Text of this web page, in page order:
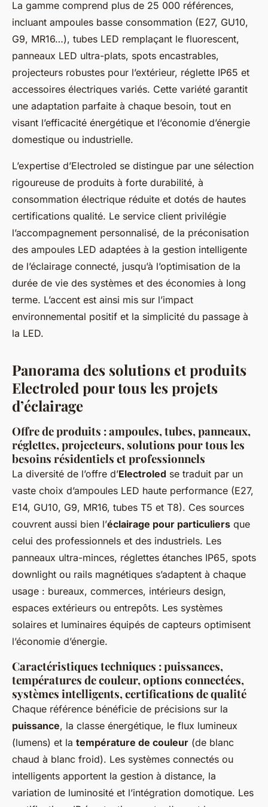
La gamme comprend plus de 25 000 références,
incluant ampoules basse consommation (E27, GU10,
G9, MR16…), tubes LED remplaçant le fluorescent,
panneaux LED ultra-plats, spots encastrables,
projecteurs robustes pour l’extérieur, réglette IP65 et
accessoires électriques variés. Cette variété garantit
une adaptation parfaite à chaque besoin, tout en
visant l’efficacité énergétique et l’économie d’énergie
domestique ou industrielle.
L’expertise d’Electroled se distingue par une sélection
rigoureuse de produits à forte durabilité, à
consommation électrique réduite et dotés de hautes
certifications qualité. Le service client privilégie
l’accompagnement personnalisé, de la préconisation
des ampoules LED adaptées à la gestion intelligente
de l’éclairage connecté, jusqu’à l’optimisation de la
durée de vie des systèmes et des économies à long
terme. L’accent est ainsi mis sur l’impact
environnemental positif et la simplicité du passage à
la LED.
Panorama des solutions et produits
Electroled pour tous les projets
d’éclairage
Offre de produits : ampoules, tubes, panneaux,
réglettes, projecteurs, solutions pour tous les
besoins résidentiels et professionnels
La diversité de l’offre d’Electroled se traduit par un
vaste choix d’ampoules LED haute performance (E27,
E14, GU10, G9, MR16, tubes T5 et T8). Ces sources
couvrent aussi bien l’éclairage pour particuliers que
celui des professionnels et des industriels. Les
panneaux ultra-minces, réglettes étanches IP65, spots
downlight ou rails magnétiques s’adaptent à chaque
usage : bureaux, commerces, intérieurs design,
espaces extérieurs ou entrepôts. Les systèmes
solaires et luminaires équipés de capteurs optimisent
l’économie d’énergie.
Caractéristiques techniques : puissances,
températures de couleur, options connectées,
systèmes intelligents, certifications de qualité
Chaque référence bénéficie de précisions sur la
puissance, la classe énergétique, le flux lumineux
(lumens) et la température de couleur (de blanc
chaud à blanc froid). Les systèmes connectés ou
intelligents apportent la gestion à distance, la
variation de luminosité et l’intégration domotique. Les